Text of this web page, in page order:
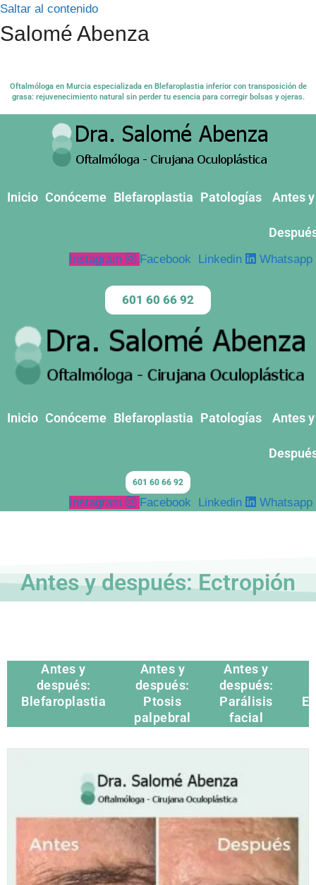
Saltar al contenido
Salomé Abenza
Oftalmóloga en Murcia especializada en Blefaroplastia inferior con transposición de
grasa: rejuvenecimiento natural sin perder tu esencia para corregir bolsas y ojeras.
Inicio Conóceme Blefaroplastia Patologías Antes y
Instagram Facebook Linkedin Whatsapp
601 60 66 92
Inicio Conóceme Blefaroplastia Patologías Antes y
601 60 66 92
Instagram Facebook Linkedin Whatsapp
Antes y después: Ectropión
Antes y
después:
Blefaroplastia
Antes y
después:
Ptosis
palpebral
Antes y
después:
Parálisis
facial